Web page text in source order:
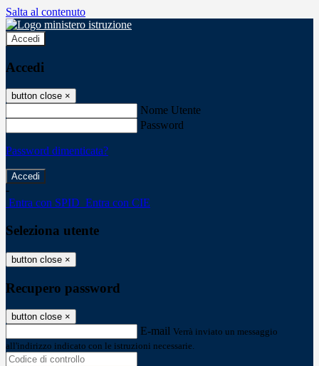
Salta al contenuto
Accedi
Accedi
button close ×
Nome Utente
Password
Password dimenticata?
-
Entra con SPID Entra con CIE
Seleziona utente
button close ×
Recupero password
button close ×
E-mail Verrà inviato un messaggio
all'indirizzo indicato con le istruzioni necessarie.